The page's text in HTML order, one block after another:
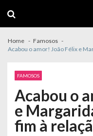
navigation
content
Home
Famosos
Acabou o amor! João Félix e
FAMOSOS
Acabou o
e
fim à